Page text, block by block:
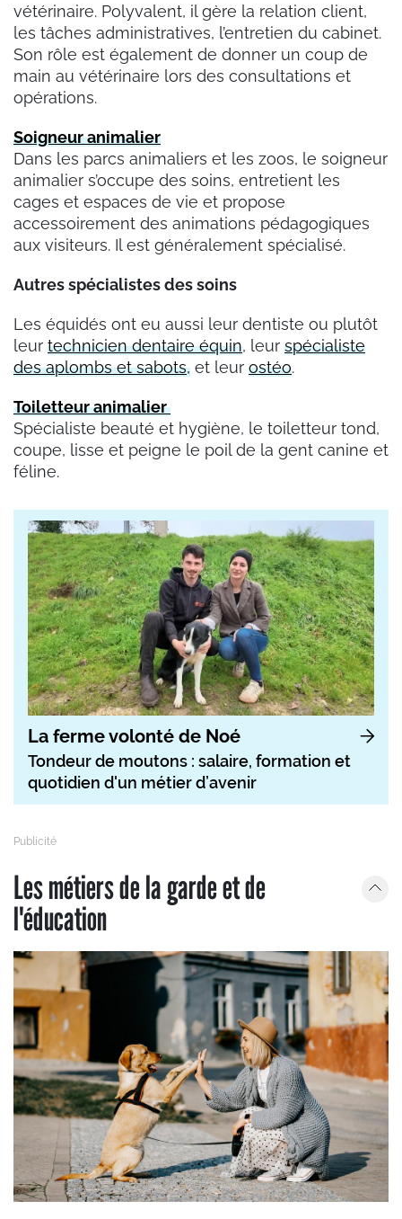
vétérinaire. Polyvalent, il gère la relation client,
les tâches administratives, l’entretien du cabinet.
Son rôle est également de donner un coup de
main au vétérinaire lors des consultations et
opérations.
Soigneur animalier
Dans les parcs animaliers et les zoos, le soigneur
animalier s’occupe des soins, entretient les
cages et espaces de vie et propose
accessoirement des animations pédagogiques
aux visiteurs. Il est généralement spécialisé.
Autres spécialistes des soins
Les équidés ont eu aussi leur dentiste ou plutôt
leur technicien dentaire équin, leur spécialiste
des aplombs et sabots, et leur ostéo.
Toiletteur animalier
Spécialiste beauté et hygiène, le toiletteur tond,
coupe, lisse et peigne le poil de la gent canine et
féline.
La ferme volonté de Noé
Tondeur de moutons : salaire, formation et
quotidien d'un métier d’avenir
Les métiers de la garde et de
l'éducation